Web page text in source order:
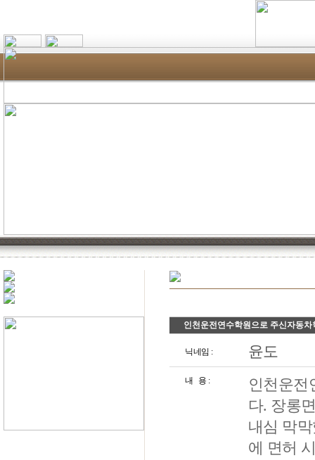
인천운전연수학원으로 주신자동
닉네임 : 윤도
내 용 :
인천운전
다. 장롱
내심 막
에 면허